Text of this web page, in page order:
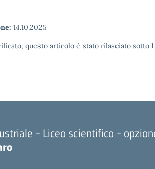
14.10.2025
questo articolo è stato rilasciato
- Liceo scientifico -